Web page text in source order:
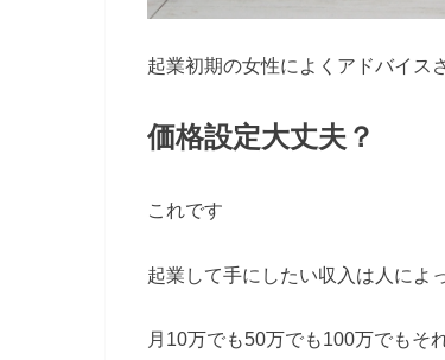
起業初期の女性によくアドバイス
価格設定大丈夫？
これです
起業して手にしたい収入は人によ
月10万でも50万でも100万でもそ